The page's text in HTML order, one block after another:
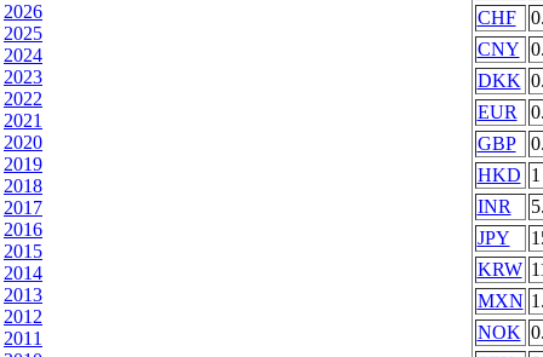
2026
2025
2024
2023
2022
2021
2020
2019
2018
2017
2016
2015
2014
2013
2012
2011
CHF
CNY
DKK
EUR
GBP
HKD 1
INR
JPY
KRW
MXN
NOK